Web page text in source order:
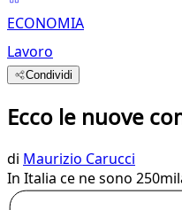
ECONOMIA
Lavoro
Condividi
Ecco le nuove
di Maurizio Carucci
In Italia ce ne sono